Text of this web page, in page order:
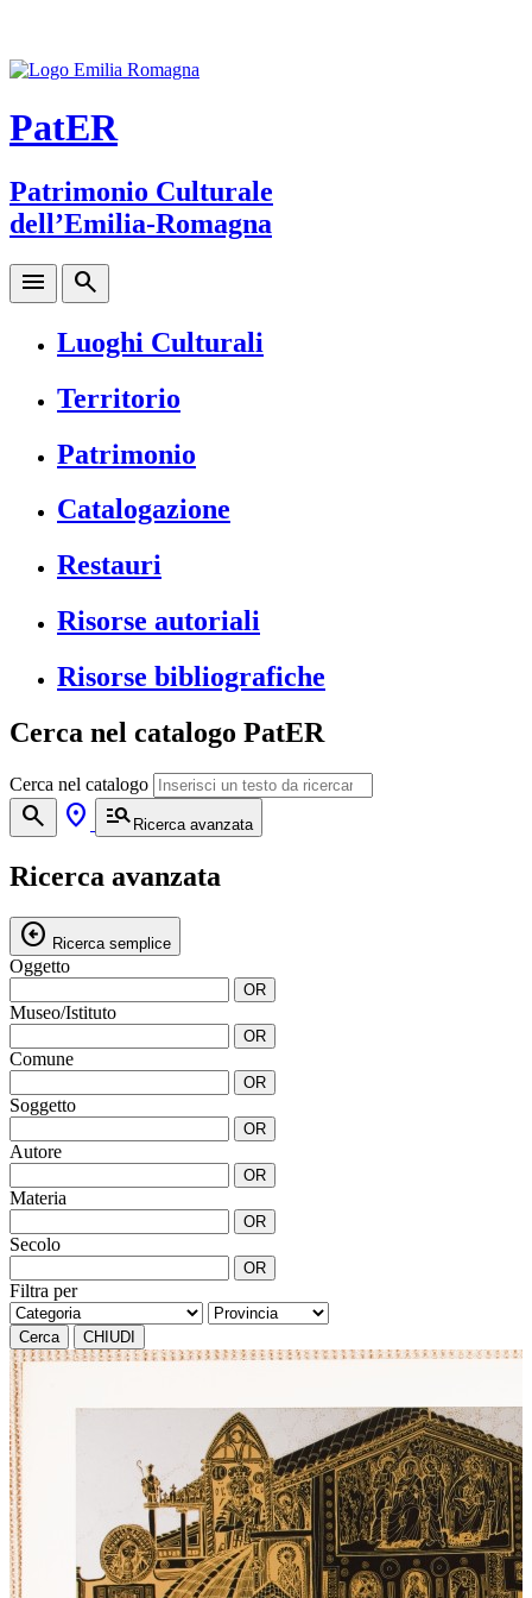
PatER
Patrimonio Culturale
dell’Emilia-Romagna
menu search
Luoghi Culturali
Territorio
Patrimonio
Catalogazione
Restauri
Risorse autoriali
Risorse bibliografiche
Cerca nel catalogo PatER
Cerca nel catalogo
search location_on manage_search Ricerca avanzata
Ricerca avanzata
arrow_circle_left Ricerca semplice
Oggetto
OR
Museo/Istituto
OR
Comune
OR
Soggetto
OR
Autore
OR
Materia
OR
Secolo
OR
Filtra per
Cerca CHIUDI